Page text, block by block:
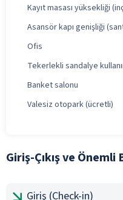
Kayıt masası yüksekliği
Asansör kapı genişliği
Ofis
Tekerlekli sandalye
Banket salonu
Valesiz otopark (ücretli)
Giriş-Çıkış ve
Giriş (Check-in)